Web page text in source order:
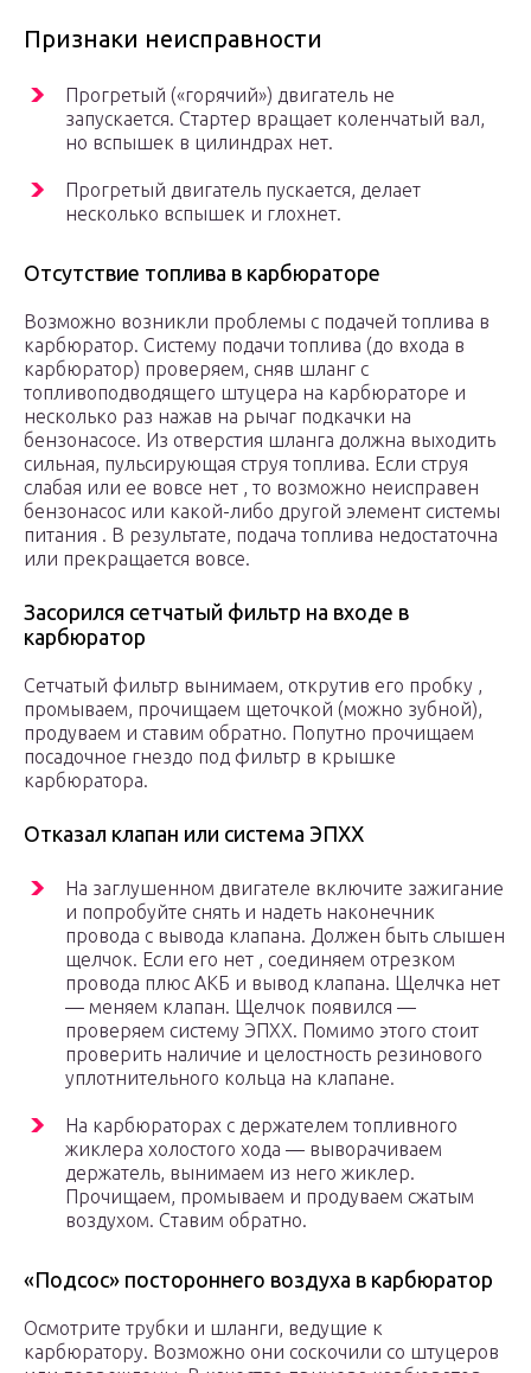
Признаки неисправности
Прогретый («горячий») двигатель не
запускается. Стартер вращает коленчатый вал,
но вспышек в цилиндрах нет.
Прогретый двигатель пускается, делает
несколько вспышек и глохнет.
Отсутствие топлива в карбюраторе
Возможно возникли проблемы с подачей топлива в
карбюратор. Систему подачи топлива (до входа в
карбюратор) проверяем, сняв шланг с
топливоподводящего штуцера на карбюраторе и
несколько раз нажав на рычаг подкачки на
бензонасосе. Из отверстия шланга должна выходить
сильная, пульсирующая струя топлива. Если струя
слабая или ее вовсе нет , то возможно неисправен
бензонасос или какой-либо другой элемент системы
питания . В результате, подача топлива недостаточна
или прекращается вовсе.
Засорился сетчатый фильтр на входе в
карбюратор
Сетчатый фильтр вынимаем, открутив его пробку ,
промываем, прочищаем щеточкой (можно зубной),
продуваем и ставим обратно. Попутно прочищаем
посадочное гнездо под фильтр в крышке
карбюратора.
Отказал клапан или система ЭПХХ
На заглушенном двигателе включите зажигание
и попробуйте снять и надеть наконечник
провода с вывода клапана. Должен быть слышен
щелчок. Если его нет , соединяем отрезком
провода плюс АКБ и вывод клапана. Щелчка нет
— меняем клапан. Щелчок появился —
проверяем систему ЭПХХ. Помимо этого стоит
проверить наличие и целостность резинового
уплотнительного кольца на клапане.
На карбюраторах с держателем топливного
жиклера холостого хода — выворачиваем
держатель, вынимаем из него жиклер.
Прочищаем, промываем и продуваем сжатым
воздухом. Ставим обратно.
«Подсос» постороннего воздуха в карбюратор
Осмотрите трубки и шланги, ведущие к
карбюратору. Возможно они соскочили со штуцеров